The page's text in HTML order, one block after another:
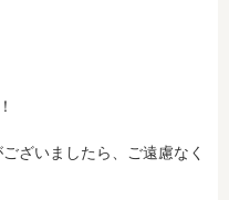
ざいましたら、ご遠慮なく